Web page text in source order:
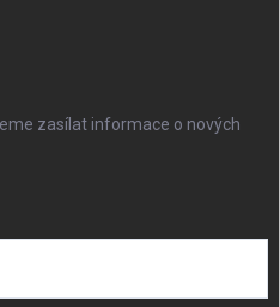
zasílat informace o nových